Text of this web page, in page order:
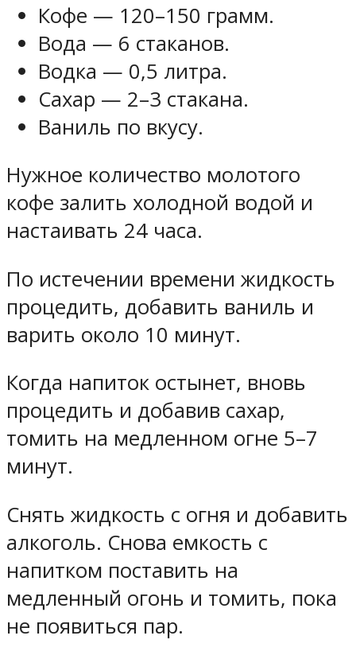
Кофе — 120–150 грамм.
Вода — 6 стаканов.
Водка — 0,5 литра.
Сахар — 2–3 стакана.
Ваниль по вкусу.
Нужное количество молотого
кофе залить холодной водой и
настаивать 24 часа.
По истечении времени жидкость
процедить, добавить ваниль и
варить около 10 минут.
Когда напиток остынет, вновь
процедить и добавив сахар,
томить на медленном огне 5–7
минут.
Снять жидкость с огня и добавить
алкоголь. Снова емкость с
напитком поставить на
медленный огонь и томить, пока
не появиться пар.